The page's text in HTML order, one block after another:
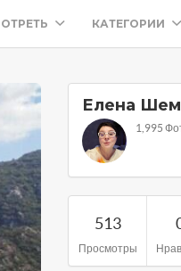
КАТЕГОРИИ
Елена
1,995
513
Просмотры